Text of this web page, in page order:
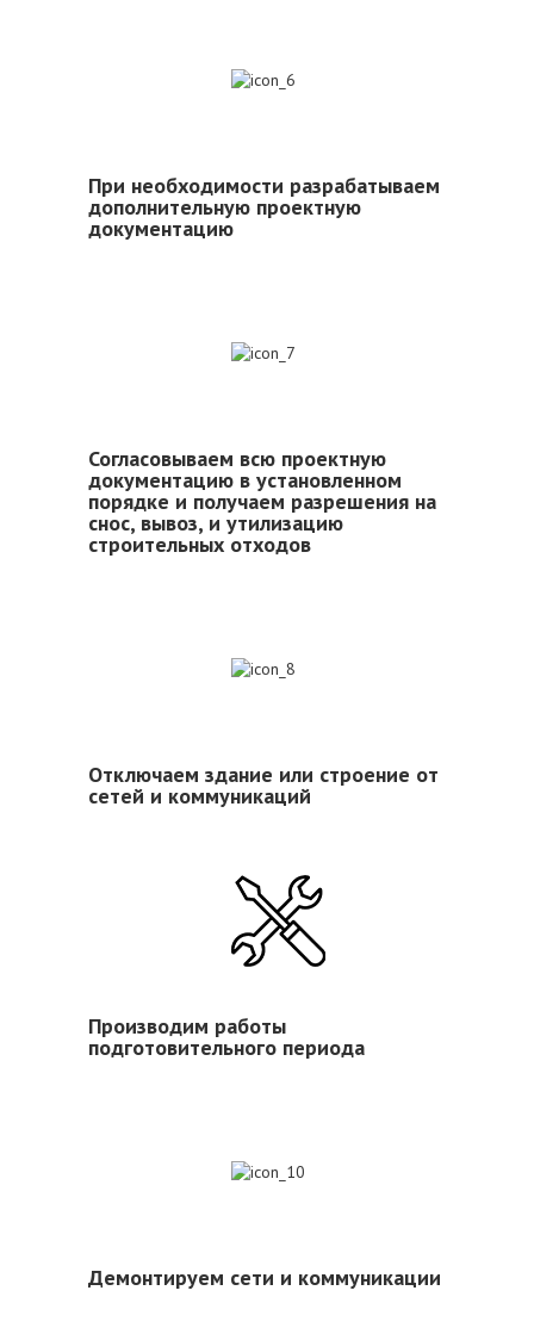
При необходимости разрабатываем
дополнительную проектную
документацию
Согласовываем всю проектную
документацию в установленном
порядке и получаем разрешения на
снос, вывоз, и утилизацию
строительных отходов
Отключаем здание или строение от
сетей и коммуникаций
Производим работы
подготовительного периода
Демонтируем сети и коммуникации